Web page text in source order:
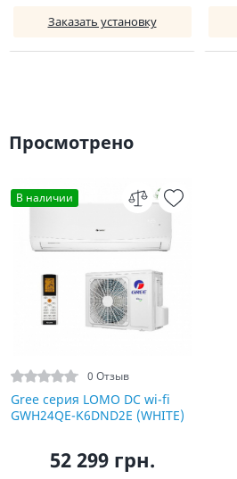
Заказать установку
Просмотрено
В наличии
0 Отзыв
Gree серия LOMO DC wi-fi
GWH24QE-K6DND2E (WHITE)
52 299 грн.